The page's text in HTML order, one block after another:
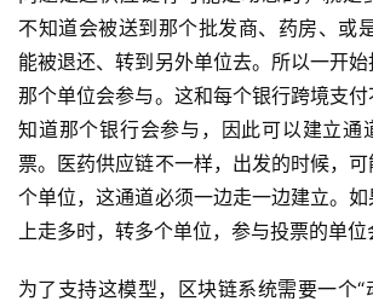
不知道会被送到那个批发商、药房、或
能被退还、转到另外单位去。所以一开
那个单位会参与。这和每个银行跨境支
知道那个银行会参与，因此可以建立通
票。医药供应链不一样，出发的时候，
个单位，这通道必须一边走一边建立。
上走多时，转多个单位，参与投票的单位
为了支持这模型，区块链系统需要一个